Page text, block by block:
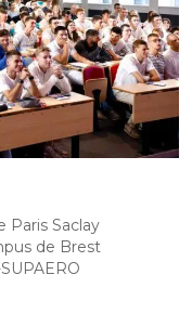
Paris Saclay
de Brest
SUPAERO